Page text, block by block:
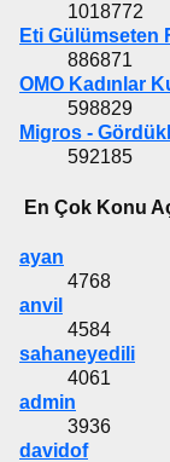
1018772
Eti Gülümseten
886871
OMO Kadınlar
598829
Migros -
592185
En Çok Konu
ayan
4768
anvil
4584
sahaneyedili
4061
admin
3936
davidof